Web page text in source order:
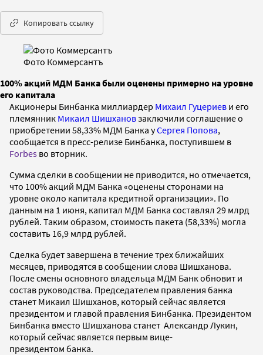
Копировать ссылку
Фото Коммерсантъ
100% акций МДМ Банка были оценены примерно на уровне
его капитала
Акционеры Бинбанка миллиардер Михаил Гуцериев и его
племянник Микаил Шишхановзаключили соглашение о
приобретении 58,33% МДМ Банка уСергея Попова,
сообщается в пресс-релизе Бинбанка, поступившем в
Forbes во вторник.
Сумма сделки в сообщении не приводится, но отмечается,
что 100% акций МДМ Банка «оценены сторонами на
уровне около капитала кредитной организации». По
данным на 1 июня, капитал МДМ Банка составлял 29 млрд
рублей. Таким образом, стоимость пакета (58,33%) могла
составить 16,9 млрд рублей.
Сделка будет завершена в течение трех ближайших
месяцев, приводятся в сообщении слова Шишханова.
После смены основного владельца МДМ Банк обновит и
состав руководства. Председателем правления банка
станет Микаил Шишханов, который сейчас является
президентом и главой правления Бинбанка. Президентом
Бинбанка вместо Шишханова станет Александр Лукин,
который сейчас является первым вице-
президентом банка.